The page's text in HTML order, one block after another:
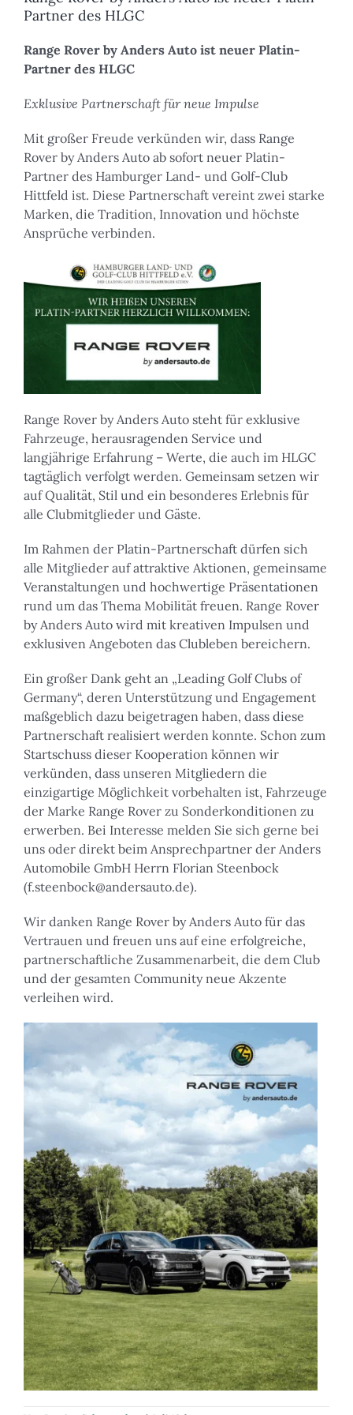
Partner des HLGC
Range Rover by Anders Auto ist neuer Platin-
Partner des HLGC
Exklusive Partnerschaft für neue Impulse
Mit großer Freude verkünden wir, dass Range
Rover by Anders Auto ab sofort neuer Platin-
Partner des Hamburger Land- und Golf-Club
Hittfeld ist. Diese Partnerschaft vereint zwei starke
Marken, die Tradition, Innovation und höchste
Ansprüche verbinden.
Range Rover by Anders Auto steht für exklusive
Fahrzeuge, herausragenden Service und
langjährige Erfahrung – Werte, die auch im HLGC
tagtäglich verfolgt werden. Gemeinsam setzen wir
auf Qualität, Stil und ein besonderes Erlebnis für
alle Clubmitglieder und Gäste.
Im Rahmen der Platin-Partnerschaft dürfen sich
alle Mitglieder auf attraktive Aktionen, gemeinsame
Veranstaltungen und hochwertige Präsentationen
rund um das Thema Mobilität freuen. Range Rover
by Anders Auto wird mit kreativen Impulsen und
exklusiven Angeboten das Clubleben bereichern.
Ein großer Dank geht an „Leading Golf Clubs of
Germany“, deren Unterstützung und Engagement
maßgeblich dazu beigetragen haben, dass diese
Partnerschaft realisiert werden konnte. Schon zum
Startschuss dieser Kooperation können wir
verkünden, dass unseren Mitgliedern die
einzigartige Möglichkeit vorbehalten ist, Fahrzeuge
der Marke Range Rover zu Sonderkonditionen zu
erwerben. Bei Interesse melden Sie sich gerne bei
uns oder direkt beim Ansprechpartner der Anders
Automobile GmbH Herrn Florian Steenbock
(f.steenbock@andersauto.de).
Wir danken Range Rover by Anders Auto für das
Vertrauen und freuen uns auf eine erfolgreiche,
partnerschaftliche Zusammenarbeit, die dem Club
und der gesamten Community neue Akzente
verleihen wird.